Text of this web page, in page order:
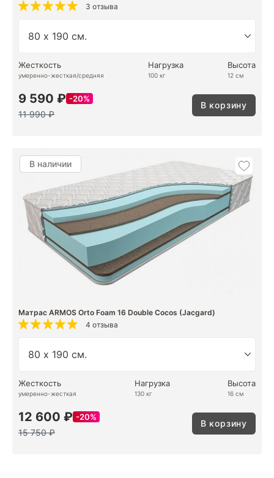
3 отзыва
Жесткость
умеренно-жесткая/средняя
Нагрузка
100 кг
Высота
12 см
9 590 ₽ 20%
11 990 ₽
В корзину
В наличии
Матрас ARMOS Orto Foam 16 Double Cocos (Jacgard)
4 отзыва
Жесткость
умеренно-жесткая
Нагрузка
130 кг
Высота
16 см
12 600 ₽ 20%
15 750 ₽
В корзину